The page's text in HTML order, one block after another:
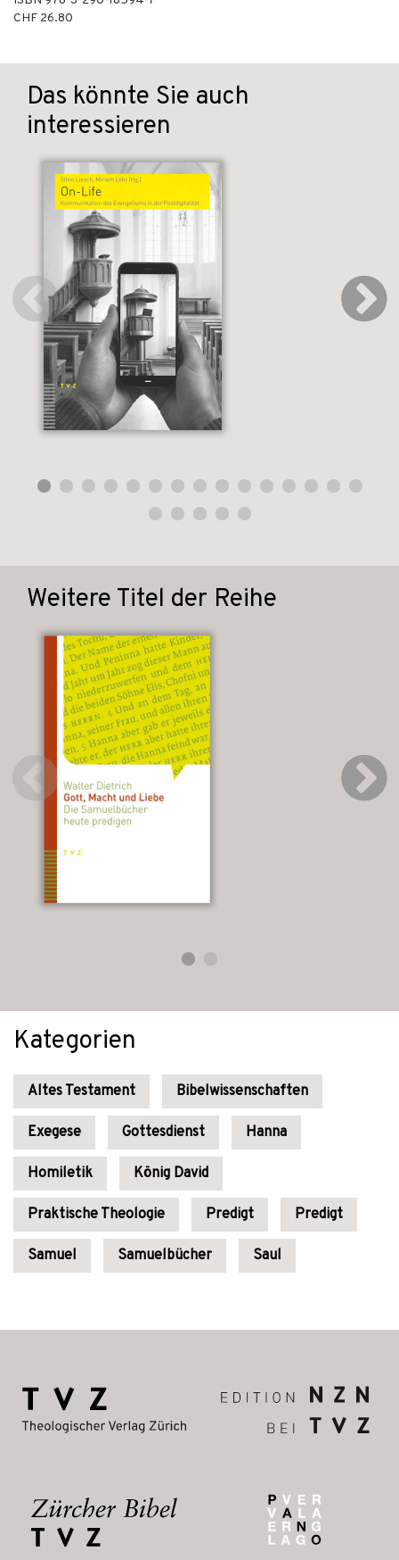
CHF 26.80
Das könnte Sie auch
interessieren
Weitere Titel der Reihe
Kategorien
Altes Testament Bibelwissenschaften
Exegese Gottesdienst Hanna
Homiletik König David
Praktische Theologie Predigt Predigt
Samuel Samuelbücher Saul